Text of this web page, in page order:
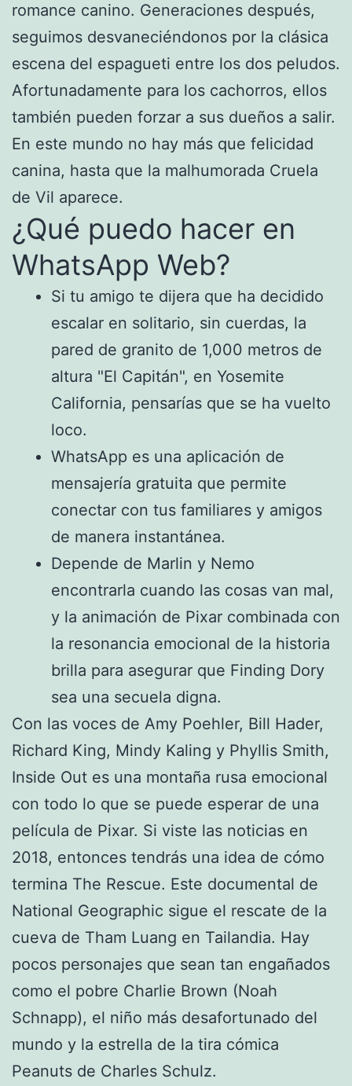
romance canino. Generaciones después,
seguimos desvaneciéndonos por la clásica
escena del espagueti entre los dos peludos.
Afortunadamente para los cachorros, ellos
también pueden forzar a sus dueños a salir.
En este mundo no hay más que felicidad
canina, hasta que la malhumorada Cruela
de Vil aparece.
¿Qué puedo hacer en
WhatsApp Web?
Si tu amigo te dijera que ha decidido
escalar en solitario, sin cuerdas, la
pared de granito de 1,000 metros de
altura "El Capitán", en Yosemite
California, pensarías que se ha vuelto
loco.
WhatsApp es una aplicación de
mensajería gratuita que permite
conectar con tus familiares y amigos
de manera instantánea.
Depende de Marlin y Nemo
encontrarla cuando las cosas van mal,
y la animación de Pixar combinada con
la resonancia emocional de la historia
brilla para asegurar que Finding Dory
sea una secuela digna.
Con las voces de Amy Poehler, Bill Hader,
Richard King, Mindy Kaling y Phyllis Smith,
Inside Out es una montaña rusa emocional
con todo lo que se puede esperar de una
película de Pixar. Si viste las noticias en
2018, entonces tendrás una idea de cómo
termina The Rescue. Este documental de
National Geographic sigue el rescate de la
cueva de Tham Luang en Tailandia. Hay
pocos personajes que sean tan engañados
como el pobre Charlie Brown (Noah
Schnapp), el niño más desafortunado del
mundo y la estrella de la tira cómica
Peanuts de Charles Schulz.